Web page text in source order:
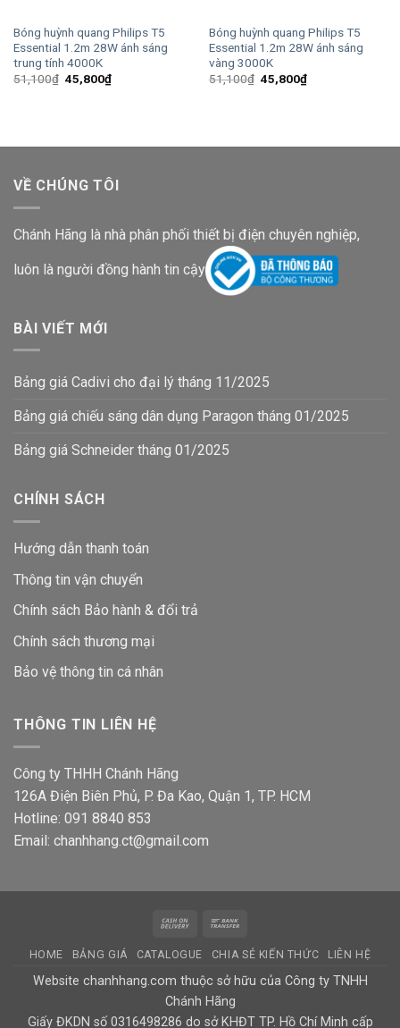
Bóng huỳnh quang Philips T5
Essential 1.2m 28W ánh sáng
trung tính 4000K
51,100₫ Giá
gốc
45,800₫Giá
hiện
Bóng huỳnh quang Philips T5
Essential 1.2m 28W ánh sáng
vàng 3000K
51,100₫ Giá
gốc
45,800₫Giá
hiện
VỀ CHÚNG TÔI
Chánh Hãng là nhà phân phối thiết bị điện chuyên nghiệp,
luôn là người đồng hành tin cậy
BÀI VIẾT MỚI
Bảng giá Cadivi cho đại lý tháng 11/2025
Bảng giá chiếu sáng dân dụng Paragon tháng 01/2025
Bảng giá Schneider tháng 01/2025
CHÍNH SÁCH
Hướng dẫn thanh toán
Thông tin vận chuyển
Chính sách Bảo hành & đổi trả
Chính sách thương mại
Bảo vệ thông tin cá nhân
THÔNG TIN LIÊN HỆ
Công ty THHH Chánh Hãng
126A Điện Biên Phủ, P. Đa Kao, Quận 1, TP. HCM
Hotline: 091 8840 853
Email: chanhhang.ct@gmail.com
Cash
Delivery
HOME BẢNG GIÁ CATALOGUE CHIA SẺ KIẾN THỨC LIÊN HỆ
Website chanhhang.com thuộc sở hữu của Công ty TNHH
Chánh Hãng
Giấy ĐKDN số 0316498286 do sở KHĐT TP. Hồ Chí Minh cấp